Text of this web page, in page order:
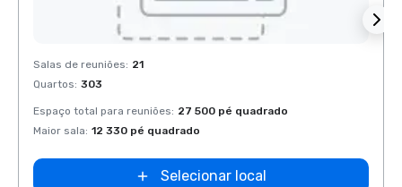
Removed from favorites
Salas de reuniões: 21
Quartos: 303
Espaço total para reuniões: 27 500 pé quadrado
Maior sala: 12 330 pé quadrado
Selecionar local